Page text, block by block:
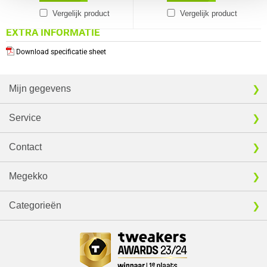
EXTRA INFORMATIE
Download specificatie sheet
Vergelijk product Vergelijk product
Mijn gegevens
Service
Contact
Megekko
Categorieën